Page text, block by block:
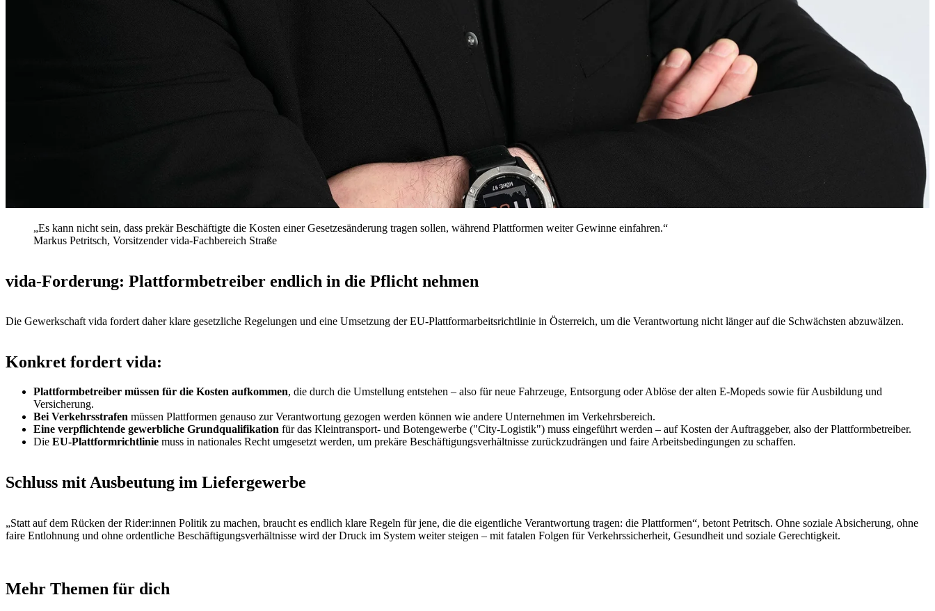
„Es kann nicht sein, dass prekär Beschäftigte die Kosten einer Gesetzesänderung tragen sollen, während Plattformen weiter Gewinne einfahren.“
Markus Petritsch, Vorsitzender vida-Fachbereich Straße
vida-Forderung: Plattformbetreiber endlich in die Pflicht nehmen
Die Gewerkschaft vida fordert daher klare gesetzliche Regelungen und eine Umsetzung der EU-Plattformarbeitsrichtlinie in Österreich, um die Verantwortung nicht länger auf die Schwächsten abzuwälzen.
Konkret fordert vida:
Plattformbetreiber müssen für die Kosten aufkommen, die durch die Umstellung entstehen – also für neue Fahrzeuge, Entsorgung oder Ablöse der alten E-Mopeds sowie für Ausbildung und
Versicherung.
Bei Verkehrsstrafen müssen Plattformen genauso zur Verantwortung gezogen werden können wie andere Unternehmen im Verkehrsbereich.
Eine verpflichtende gewerbliche Grundqualifikation für das Kleintransport- und Botengewerbe ("City-Logistik") muss eingeführt werden – auf Kosten der Auftraggeber, also der Plattformbetreiber.
Die EU-Plattformrichtlinie muss in nationales Recht umgesetzt werden, um prekäre Beschäftigungsverhältnisse zurückzudrängen und faire Arbeitsbedingungen zu schaffen.
Schluss mit Ausbeutung im Liefergewerbe
„Statt auf dem Rücken der Rider:innen Politik zu machen, braucht es endlich klare Regeln für jene, die die eigentliche Verantwortung tragen: die Plattformen“, betont Petritsch. Ohne soziale Absicherung, ohne
faire Entlohnung und ohne ordentliche Beschäftigungsverhältnisse wird der Druck im System weiter steigen – mit fatalen Folgen für Verkehrssicherheit, Gesundheit und soziale Gerechtigkeit.
Mehr Themen für dich